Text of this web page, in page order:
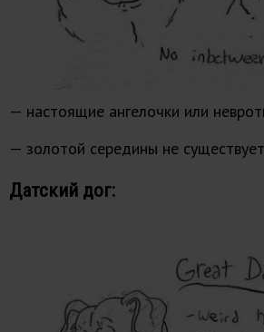
— настоящие ангелочки или
— золотой середины не
Датский дог: